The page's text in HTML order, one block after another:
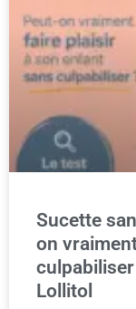
Sucette
on
Lollitol